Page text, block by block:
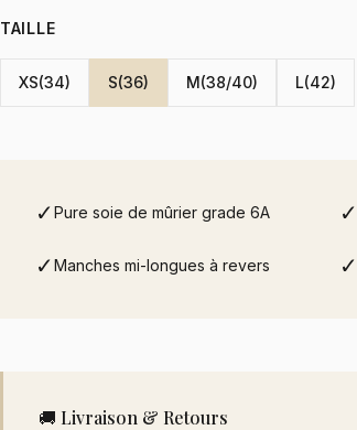
TAILLE
XS(34) S(36) M(38/40) L(42)
✓Pure soie de mûrier grade 6A ✓
✓Manches mi-longues à revers ✓
🚚 Livraison & Retours